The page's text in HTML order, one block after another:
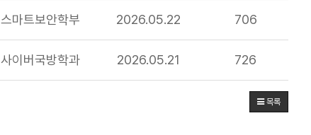
스마트보안학부 2026.05.22 706
사이버국방학과 2026.05.21 726
목록